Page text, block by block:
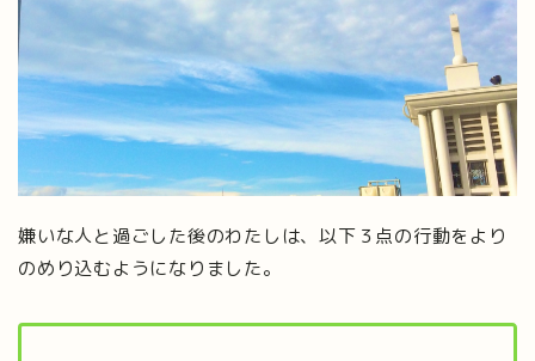
嫌いな人と過ごした後のわたしは、以下３点の行動をより
のめり込むようになりました。